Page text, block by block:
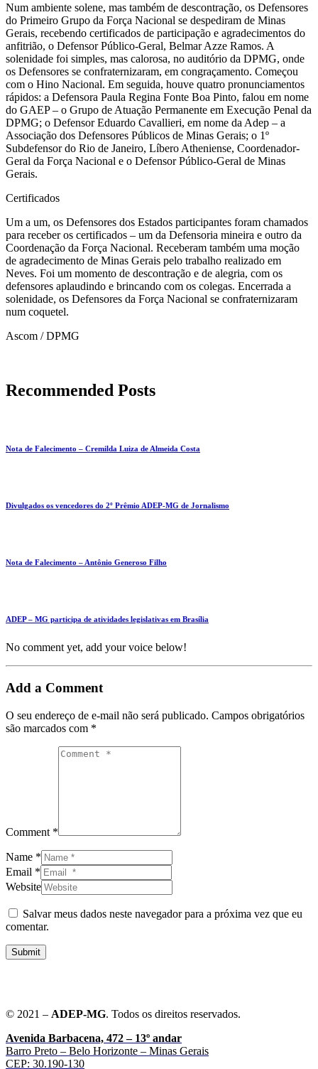
Num ambiente solene, mas também de descontração, os Defensores
do Primeiro Grupo da Força Nacional se despediram de Minas
Gerais, recebendo certificados de participação e agradecimentos do
anfitrião, o Defensor Público-Geral, Belmar Azze Ramos. A
solenidade foi simples, mas calorosa, no auditório da DPMG, onde
os Defensores se confraternizaram, em congraçamento. Começou
com o Hino Nacional. Em seguida, houve quatro pronunciamentos
rápidos: a Defensora Paula Regina Fonte Boa Pinto, falou em nome
do GAEP – o Grupo de Atuação Permanente em Execução Penal da
DPMG; o Defensor Eduardo Cavallieri, em nome da Adep – a
Associação dos Defensores Públicos de Minas Gerais; o 1º
Subdefensor do Rio de Janeiro, Líbero Atheniense, Coordenador-
Geral da Força Nacional e o Defensor Público-Geral de Minas
Gerais.
Certificados
Um a um, os Defensores dos Estados participantes foram chamados
para receber os certificados – um da Defensoria mineira e outro da
Coordenação da Força Nacional. Receberam também uma moção
de agradecimento de Minas Gerais pelo trabalho realizado em
Neves. Foi um momento de descontração e de alegria, com os
defensores aplaudindo e brincando com os colegas. Encerrada a
solenidade, os Defensores da Força Nacional se confraternizaram
num coquetel.
Ascom / DPMG
Recommended Posts
Nota de Falecimento – Cremilda Luiza de Almeida Costa
Divulgados os vencedores do 2º Prêmio ADEP-MG de Jornalismo
Nota de Falecimento – Antônio Generoso Filho
ADEP – MG participa de atividades legislativas em Brasília
No comment yet, add your voice below!
Add a Comment
O seu endereço de e-mail não será publicado. Campos obrigatórios
são marcados com *
Comment *
Name *
Email *
Website
Salvar meus dados neste navegador para a próxima vez que eu
comentar.
Submit
© 2021 – ADEP-MG. Todos os direitos reservados.
Avenida Barbacena, 472 – 13º andar
Barro Preto – Belo Horizonte – Minas Gerais
CEP: 30.190-130